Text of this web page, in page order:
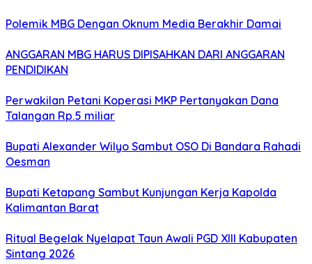
Polemik MBG Dengan Oknum Media Berakhir Damai
ANGGARAN MBG HARUS DIPISAHKAN DARI ANGGARAN
PENDIDIKAN
Perwakilan Petani Koperasi MKP Pertanyakan Dana
Talangan Rp.5 miliar
Bupati Alexander Wilyo Sambut OSO Di Bandara Rahadi
Oesman
Bupati Ketapang Sambut Kunjungan Kerja Kapolda
Kalimantan Barat
Ritual Begelak Nyelapat Taun Awali PGD XIII Kabupaten
Sintang 2026